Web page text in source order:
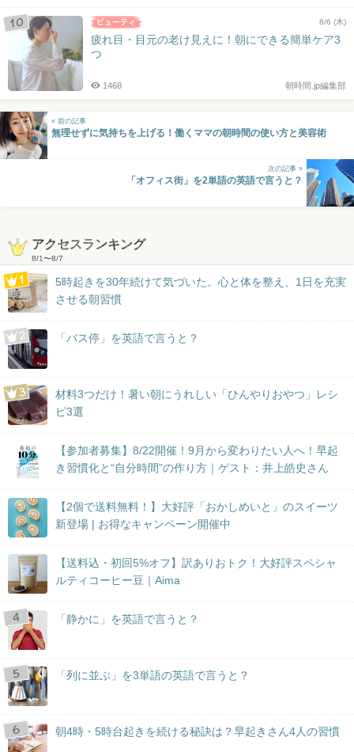
8/6 (木)
疲れ目・目元の老け見えに！朝にできる簡単ケア3
つ
朝時間.jp編集部
1468
« 前の記事
無理せずに気持ちを上げる！働くママの朝時間の使い方と美容術
次の記事 »
「オフィス街」を2単語の英語で言うと？
アクセスランキング
8/1〜8/7
5時起きを30年続けて気づいた。心と体を整え、1日を充実
させる朝習慣
「バス停」を英語で言うと？
材料3つだけ！暑い朝にうれしい「ひんやりおやつ」レシ
ピ3選
【参加者募集】8/22開催！9月から変わりたい人へ！早起
き習慣化と“自分時間”の作り方｜ゲスト：井上皓史さん
【2個で送料無料！】大好評「おかしめいと」のスイーツ
新登場 | お得なキャンペーン開催中
【送料込・初回5%オフ】訳ありおトク！大好評スペシャ
ルティコーヒー豆｜Aima
「静かに」を英語で言うと？
「列に並ぶ」を3単語の英語で言うと？
朝4時・5時台起きを続ける秘訣は？早起きさん4人の習慣